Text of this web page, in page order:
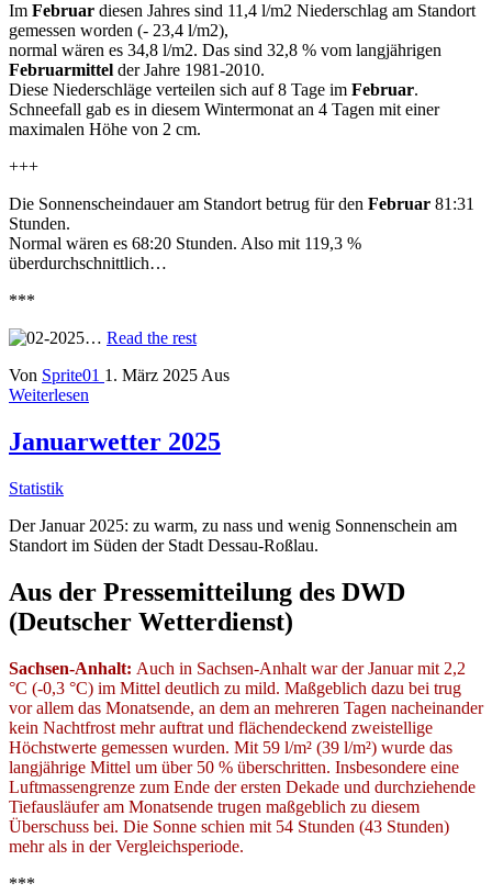
Im Februar diesen Jahres sind 11,4 l/m2 Niederschlag am Standort
gemessen worden (- 23,4 l/m2),
normal wären es 34,8 l/m2. Das sind 32,8 % vom langjährigen
Februarmittel der Jahre 1981-2010.
Diese Niederschläge verteilen sich auf 8 Tage im Februar.
Schneefall gab es in diesem Wintermonat an 4 Tagen mit einer
maximalen Höhe von 2 cm.
+++
Die Sonnenscheindauer am Standort betrug für den Februar 81:31
Stunden.
Normal wären es 68:20 Stunden. Also mit 119,3 %
überdurchschnittlich…
***
… Read the rest
Von Sprite01 1. März 2025 Aus
Weiterlesen
Januarwetter 2025
Statistik
Der Januar 2025: zu warm, zu nass und wenig Sonnenschein am
Standort im Süden der Stadt Dessau-Roßlau.
Aus der Pressemitteilung des DWD
(Deutscher Wetterdienst)
Sachsen-Anhalt: Auch in Sachsen-Anhalt war der Januar mit 2,2
°C (-0,3 °C) im Mittel deutlich zu mild. Maßgeblich dazu bei trug
vor allem das Monatsende, an dem an mehreren Tagen nacheinander
kein Nachtfrost mehr auftrat und flächendeckend zweistellige
Höchstwerte gemessen wurden. Mit 59 l/m² (39 l/m²) wurde das
langjährige Mittel um über 50 % überschritten. Insbesondere eine
Luftmassengrenze zum Ende der ersten Dekade und durchziehende
Tiefausläufer am Monatsende trugen maßgeblich zu diesem
Überschuss bei. Die Sonne schien mit 54 Stunden (43 Stunden)
mehr als in der Vergleichsperiode.
***